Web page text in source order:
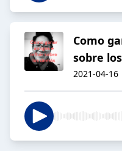
Como
sobre
2021-04-16